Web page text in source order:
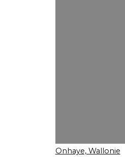
Onhaye, Wallonie